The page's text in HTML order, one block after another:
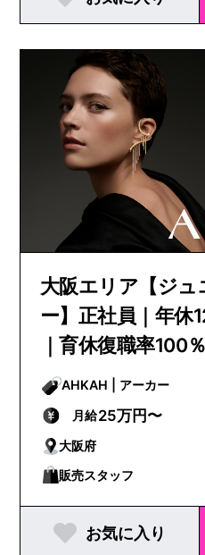
大阪エリア【ジ
ー】正社員｜年休
｜育休復職率100％
AHKAH | アーカー
月給25万円〜
大阪府
販売スタッフ
お気に入り